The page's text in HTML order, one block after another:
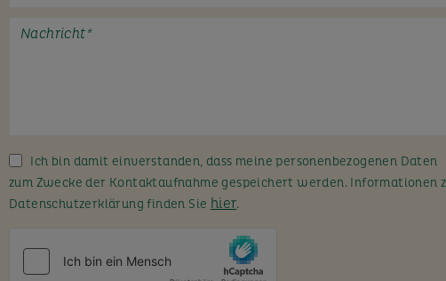
e
d
i
Ich bin damit einverstanden, dass meine personenbezogenen Daten
zum Zwecke der Kontaktaufnahme gespeichert werden. Informationen
Datenschutzerklärung finden Sie hier.